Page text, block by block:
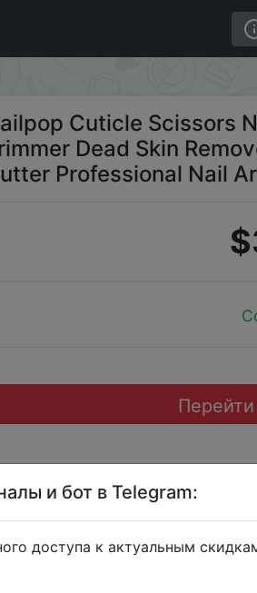
Remover Manicure Pedicure
Cuticle Scissors
Dead Skin
Professional Nail
и бот в Telegram:
доступа к актуальным